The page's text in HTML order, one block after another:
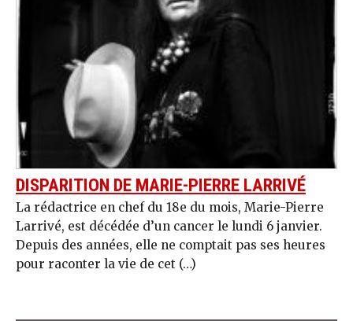
DISPARITION DE MARIE-PIERRE LARRIVÉ
La rédactrice en chef du 18e du mois, Marie-Pierre
Larrivé, est décédée d’un cancer le lundi 6 janvier.
Depuis des années, elle ne comptait pas ses heures
pour raconter la vie de cet (…)